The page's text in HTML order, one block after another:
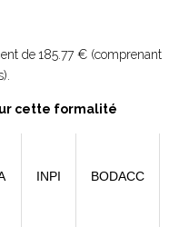
de185.77 € (comprenant
cette formalité
INPI BODACC